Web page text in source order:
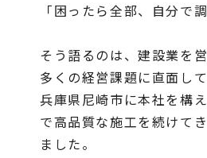
「困ったら全部、自分で
そう語るのは、建設業を
多くの経営課題に直面して
兵庫県尼崎市に本社を構
で高品質な施工を続けて
ました。